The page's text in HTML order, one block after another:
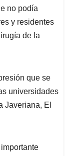
no podía
y residentes
de la
que se
universidades
Javeriana, El